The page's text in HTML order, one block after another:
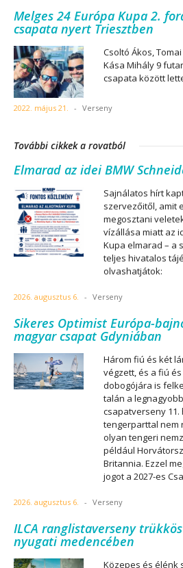
Melges 24 Európa Kupa 2.
csapata nyert Triesztben
Csoltó Ákos,
Kása Mihály 9
csapata között
2022. május 21. - Verseny
További cikkek a rovatból
Elmarad az idei BMW
Sajnálatos hírt
szervezőitől, amit
megosztani
vízállása miatt az
Kupa elmarad – a
teljes hivatalos
olvashatjátok:
2026. augusztus 6. - Verseny
Sikeres Optimist Európa-
magyar csapat Gdyniában
Három fiú és két
végzett, és a fiú
dobogójára is
talán a
csapatverseny 11.
tengerparttal nem
olyan tengeri
például
Britannia. Ezzel
jogot a 2027-es
2026. augusztus 6. - Verseny
ILCA ranglistaverseny
nyugati medencében
Közepes és élénk